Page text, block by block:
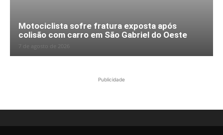
Motociclista sofre fratura exposta após
colisão com carro em São Gabriel do Oeste
7 de agosto de 2026
Publicidade